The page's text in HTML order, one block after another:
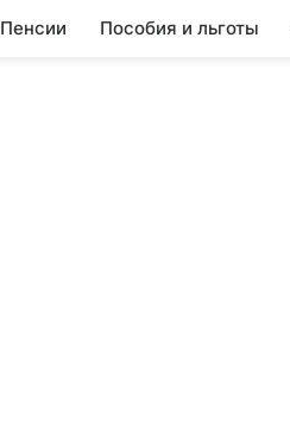
Пенсии Пособия и льготы